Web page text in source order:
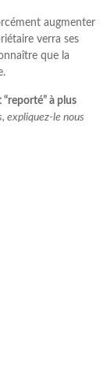
augmenter
verra ses
que la
à plus
expliquez-le nous